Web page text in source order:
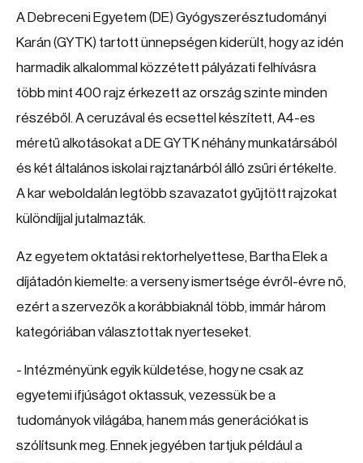
A Debreceni Egyetem (DE) Gyógyszerésztudományi
Karán (GYTK) tartott ünnepségen kiderült, hogy az idén
harmadik alkalommal közzétett pályázati felhívásra
több mint 400 rajz érkezett az ország szinte minden
részéből. A ceruzával és ecsettel készített, A4-es
méretű alkotásokat a DE GYTK néhány munkatársából
és két általános iskolai rajztanárból álló zsűri értékelte.
A kar weboldalán legtöbb szavazatot gyűjtött rajzokat
különdíjjal jutalmazták.
Az egyetem oktatási rektorhelyettese, Bartha Elek a
díjátadón kiemelte: a verseny ismertsége évről-évre nő,
ezért a szervezők a korábbiaknál több, immár három
kategóriában választottak nyerteseket.
- Intézményünk egyik küldetése, hogy ne csak az
egyetemi ifjúságot oktassuk, vezessük be a
tudományok világába, hanem más generációkat is
szólítsunk meg. Ennek jegyében tartjuk például a